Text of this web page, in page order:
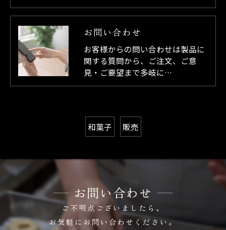
お問い合わせ
お客様からの問い合わせは製品に
関する質問から、ご注文、ご意
見・ご要望まで多岐に…
和菓子 販売
ご不明点ございましたら、
お気軽にお問い合わせください。
お問い合わせ